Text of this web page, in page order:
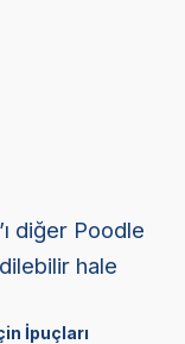
diğer Poodle
hale
İpuçları